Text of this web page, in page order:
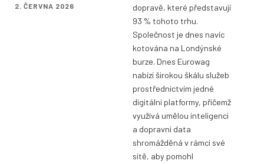
2. ČERVNA 2026
dopravě, které představují
93 % tohoto trhu.
Společnost je dnes navíc
kotována na Londýnské
burze. Dnes Eurowag
nabízí širokou škálu služeb
prostřednictvím jedné
digitální platformy, přičemž
využívá umělou inteligenci
a dopravní data
shromážděná v rámci své
sítě, aby pomohl